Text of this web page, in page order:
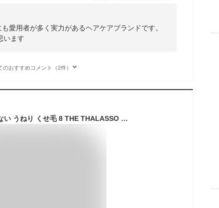
愛用者が多く実力があるヘアケアブランドです。
います
のおすすめコメント（2件）
ヘアオイル 洗い流さない うねり くせ毛 8 THE THALASSO エイト ザ タラソ リペアショット＆EXモイスト バランシングセラム＆スムースリペア 美容液オイル 100ml モイスト しっとり スムース サラサラ ヘアーオイル アウトバス 髪 パサ